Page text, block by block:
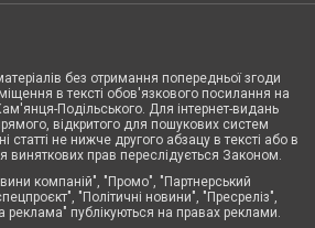
без отримання попередньої згоди
в тексті обов'язкового посилання на
Подільського. Для інтернет-видань
відкритого для пошукових систем
статті не нижче другого абзацу в тексті або в
виняткових прав переслідується Законом.
компаній", "Промо", "Партнерський
"Політичні новини", "Пресреліз",
реклама" публікуються на правах реклами.